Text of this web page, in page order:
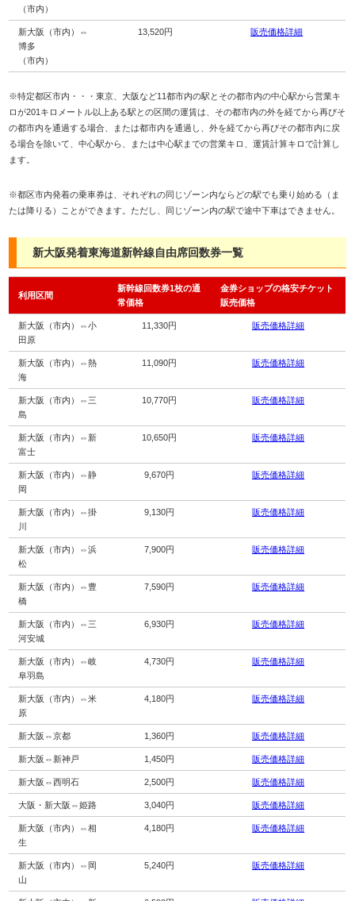
（市内）
新大阪（市内）⇔
博多
（市内）
13,520円 販売価格詳細
※特定都区市内・・・東京、大阪など11都市内の駅とその都市内の中心駅から営業キ
ロが201キロメートル以上ある駅との区間の運賃は、その都市内の外を経てから再びそ
の都市内を通過する場合、または都市内を通過し、外を経てから再びその都市内に戻
る場合を除いて、中心駅から、または中心駅までの営業キロ、運賃計算キロで計算し
ます。
※都区市内発着の乗車券は、それぞれの同じゾーン内ならどの駅でも乗り始める（ま
たは降りる）ことができます。ただし、同じゾーン内の駅で途中下車はできません。
新大阪発着東海道新幹線自由席回数券一覧
利用区間
新幹線回数券1枚の通
常価格
金券ショップの格安チケット
販売価格
新大阪（市内）⇔小
田原
11,330円 販売価格詳細
新大阪（市内）⇔熱
海
11,090円 販売価格詳細
新大阪（市内）⇔三
島
10,770円 販売価格詳細
新大阪（市内）⇔新
富士
10,650円 販売価格詳細
新大阪（市内）⇔静
岡
9,670円 販売価格詳細
新大阪（市内）⇔掛
川
9,130円 販売価格詳細
新大阪（市内）⇔浜
松
7,900円 販売価格詳細
新大阪（市内）⇔豊
橋
7,590円 販売価格詳細
新大阪（市内）⇔三
河安城
6,930円 販売価格詳細
新大阪（市内）⇔岐
阜羽島
4,730円 販売価格詳細
新大阪（市内）⇔米
原
4,180円 販売価格詳細
新大阪⇔京都 1,360円 販売価格詳細
新大阪⇔新神戸 1,450円 販売価格詳細
新大阪⇔西明石 2,500円 販売価格詳細
大阪・新大阪⇔姫路 3,040円 販売価格詳細
新大阪（市内）⇔相
生
4,180円 販売価格詳細
新大阪（市内）⇔岡
山
5,240円 販売価格詳細